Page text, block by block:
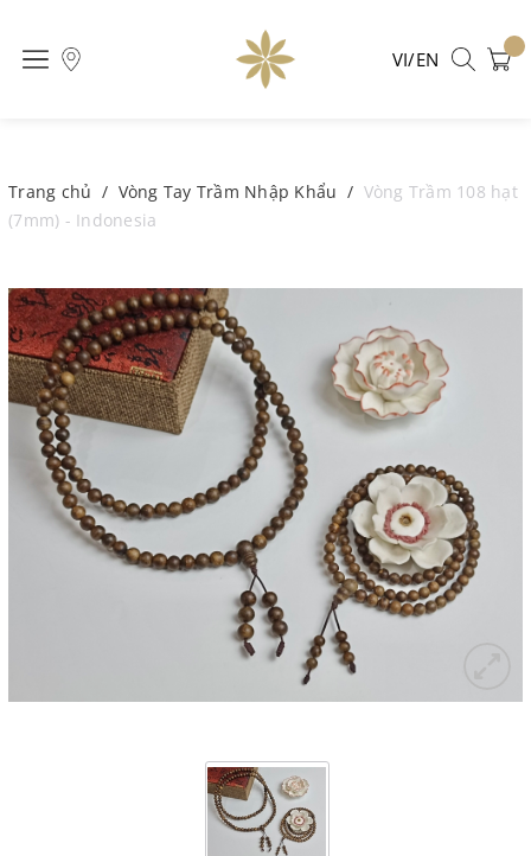
VI/EN
Trang chủ / Vòng Tay Trầm Nhập Khẩu / Vòng Trầm 108 hạt
(7mm) - Indonesia